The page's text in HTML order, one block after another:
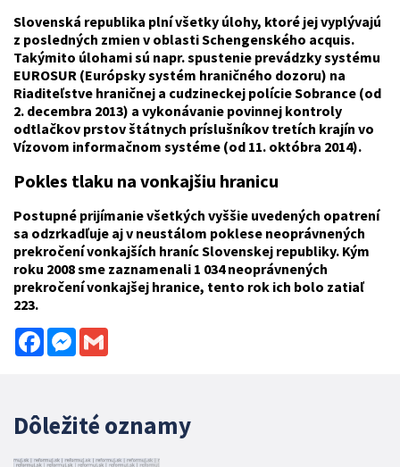
Slovenská republika plní všetky úlohy, ktoré jej vyplývajú
z posledných zmien v oblasti Schengenského acquis.
Takýmito úlohami sú napr. spustenie prevádzky systému
EUROSUR (Európsky systém hraničného dozoru) na
Riaditeľstve hraničnej a cudzineckej polície Sobrance (od
2. decembra 2013) a vykonávanie povinnej kontroly
odtlačkov prstov štátnych príslušníkov tretích krajín vo
Vízovom informačnom systéme (od 11. októbra 2014).
Pokles tlaku na vonkajšiu hranicu
Postupné prijímanie všetkých vyššie uvedených opatrení
sa odzrkadľuje aj v neustálom poklese neoprávnených
prekročení vonkajších hraníc Slovenskej republiky. Kým
roku 2008 sme zaznamenali 1 034 neoprávnených
prekročení vonkajšej hranice, tento rok ich bolo zatiaľ
223.
FacebookMessenger
Dôležité oznamy